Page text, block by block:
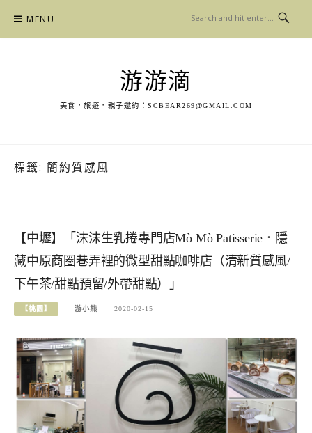
content
MENU
游游滴
美食．旅遊．親子邀約： SCBEAR269@GMAIL.COM
標籤: 簡約質感風
【中壢】「沫沫生乳捲專門店Mò Mò Patisserie．隱
藏中原商圈巷弄裡的微型甜點咖啡店（清新質感風/
下午茶/甜點預留/外帶甜點）」
【桃園】 游小熊 2020-02-15